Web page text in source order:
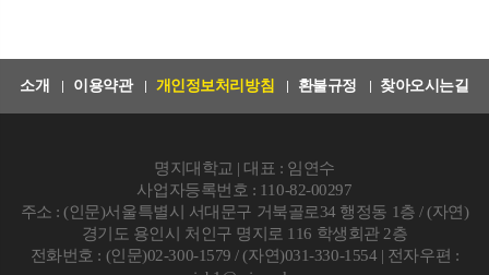
소개 이용약관 개인정보처리방침 환불규정 찾아오시는길
명지대학교 | 대표 : 임연수
사업자등록번호 : 110-82-00297
주소 : (인문)서울특별시 서대문구 거북골로34 행정동 1층 / (자연)
경기도 용인시 처인구 명지로 116 학생회관 2층
전화번호 : (인문)02-300-1579 / (자연)031-330-1554 | 전자우편 :